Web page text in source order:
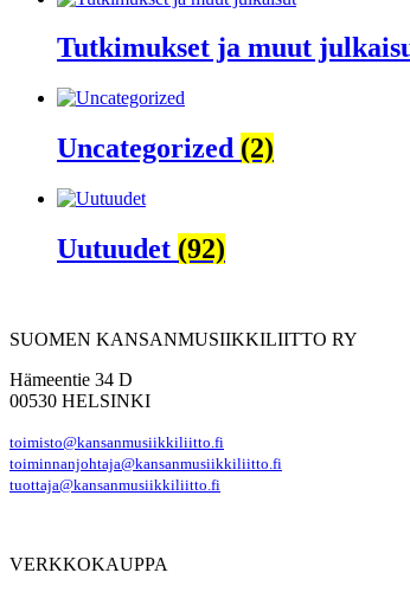
Tutkimukset ja muut
Uncategorized (2)
Uutuudet (92)
SUOMEN KANSANMUSIIKKILIITTO RY
Hämeentie 34 D
00530 HELSINKI
toimisto@kansanmusiikkiliitto.fi
toiminnanjohtaja@kansanmusiikkiliitto.fi
tuottaja@kansanmusiikkiliitto.fi
VERKKOKAUPPA